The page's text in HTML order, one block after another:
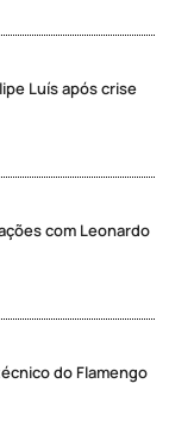
Luís após crise
com Leonardo
do Flamengo